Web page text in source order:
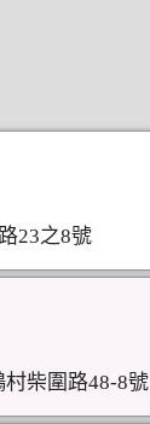
23之8號
柴圍路48-8號